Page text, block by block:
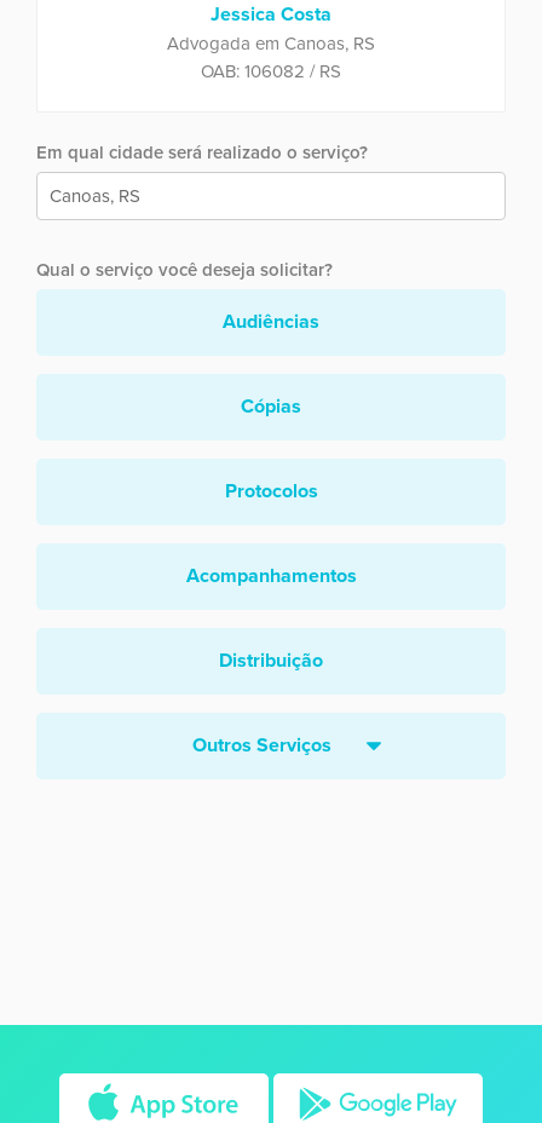
Jessica Costa
Advogada em Canoas, RS
OAB: 106082 / RS
Em qual cidade será realizado o serviço?
Qual o serviço você deseja solicitar?
Audiências
Cópias
Protocolos
Acompanhamentos
Distribuição
Outros Serviços